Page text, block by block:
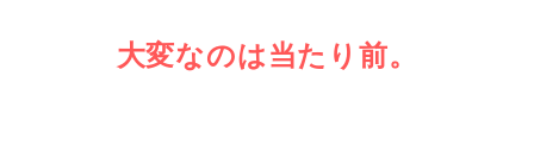
大変なのは当たり前。